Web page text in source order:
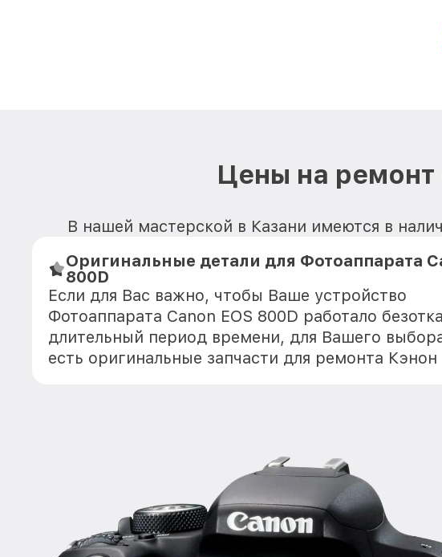
Цены на ремонт
В нашей мастерской в Казани имеются в
Оригинальные детали для Фотоаппарата
800D
Если для Вас важно, чтобы Ваше устройство
Фотоаппарата Canon EOS 800D работало
длительный период времени, для Вашего
есть оригинальные запчасти для ремонта Кэнон